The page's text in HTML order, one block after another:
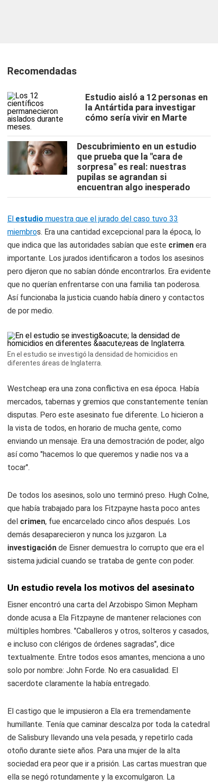
Recomendadas
Estudio aisló a 12 personas en
la Antártida para investigar
cómo sería vivir en Marte
Descubrimiento en un estudio
que prueba que la "cara de
sorpresa" es real: nuestras
pupilas se agrandan si
encuentran algo inesperado
El estudio muestra que el jurado del caso tuvo 33
miembros. Era una cantidad excepcional para la época, lo
que indica que las autoridades sabían que este crimen era
importante. Los jurados identificaron a todos los asesinos
pero dijeron que no sabían dónde encontrarlos. Era evidente
que no querían enfrentarse con una familia tan poderosa.
Así funcionaba la justicia cuando había dinero y contactos
de por medio.
En el estudio se investigó la densidad de homicidios en
diferentes áreas de Inglaterra.
Westcheap era una zona conflictiva en esa época. Había
mercados, tabernas y gremios que constantemente tenían
disputas. Pero este asesinato fue diferente. Lo hicieron a
la vista de todos, en horario de mucha gente, como
enviando un mensaje. Era una demostración de poder, algo
así como "hacemos lo que queremos y nadie nos va a
tocar".
De todos los asesinos, solo uno terminó preso. Hugh Colne,
que había trabajado para los Fitzpayne hasta poco antes
del crimen, fue encarcelado cinco años después. Los
demás desaparecieron y nunca los juzgaron. La
investigación de Eisner demuestra lo corrupto que era el
sistema judicial cuando se trataba de gente con poder.
Un estudio revela los motivos del asesinato
Eisner encontró una carta del Arzobispo Simon Mepham
donde acusa a Ela Fitzpayne de mantener relaciones con
múltiples hombres. "Caballeros y otros, solteros y casados,
e incluso con clérigos de órdenes sagradas", dice
textualmente. Entre todos esos amantes, menciona a uno
solo por nombre: John Forde. No era casualidad. El
sacerdote claramente la había entregado.
El castigo que le impusieron a Ela era tremendamente
humillante. Tenía que caminar descalza por toda la catedral
de Salisbury llevando una vela pesada, y repetirlo cada
otoño durante siete años. Para una mujer de la alta
sociedad era peor que ir a prisión. Las cartas muestran que
ella se negó rotundamente y la excomulgaron. La